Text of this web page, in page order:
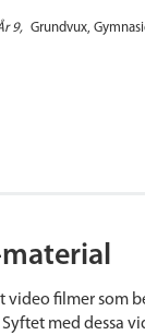
9 Grundvux
video filmer som
med dessa